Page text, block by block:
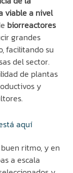
viable a nivel
biorreactores
grandes
facilitando su
del sector.
de plantas
y
aquí
ritmo, y en
a escala